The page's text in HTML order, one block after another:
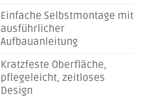
Einfache Selbstmontage mit
ausführlicher
Aufbauanleitung
Kratzfeste Oberfläche,
pflegeleicht, zeitloses
Design